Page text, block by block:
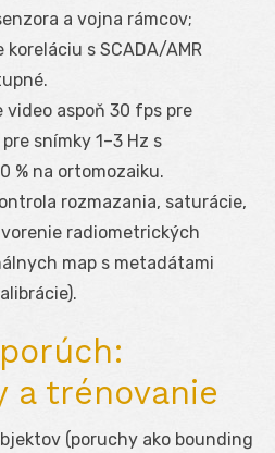
a vojna rámcov;
s SCADA/AMR
video aspoň 30 fps pre
snímky 1–3 Hz s
% na ortomozaiku.
rozmazania, saturácie,
radiometrických
map s metadátami
a trénovanie
(poruchy ako bounding